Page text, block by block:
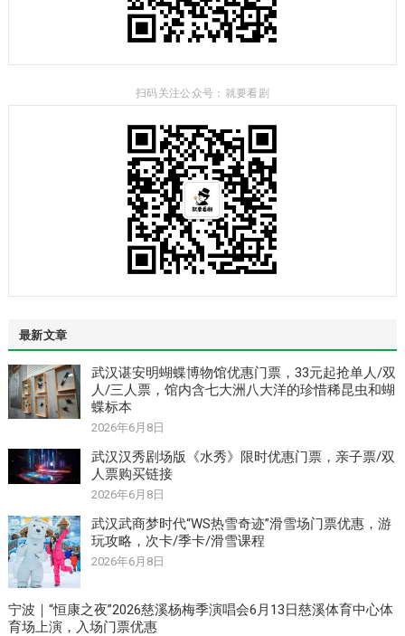
扫码关注公众号：就要看剧
最新文章
武汉谌安明蝴蝶博物馆优惠门票，33元起抢单人/双
人/三人票，馆内含七大洲八大洋的珍惜稀昆虫和蝴
蝶标本
2026年6月8日
武汉汉秀剧场版《水秀》限时优惠门票，亲子票/双
人票购买链接
2026年6月8日
武汉武商梦时代“WS热雪奇迹”滑雪场门票优惠，游
玩攻略，次卡/季卡/滑雪课程
2026年6月8日
宁波｜“恒康之夜”2026慈溪杨梅季演唱会6月13日慈溪体育中心体
育场上演，入场门票优惠